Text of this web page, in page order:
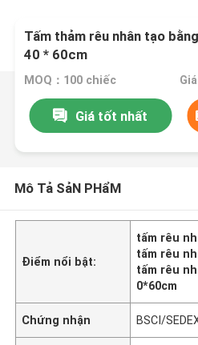
Tấm thảm rêu nhân tạo
40 * 60cm
MOQ：100 chiếc
Giá tốt nhất
Mô Tả SảN PHẩM
Điểm nổi bật:
tấm rêu
tấm rêu
tấm rêu
0*60cm
Chứng nhận BSCI/